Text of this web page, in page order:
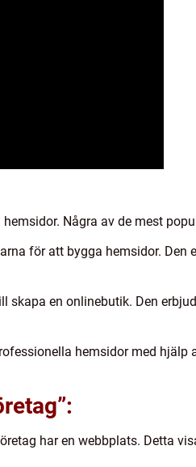
Några av de mest
för att bygga hemsidor. Den
en onlinebutik. Den
hemsidor med hjälp
har en webbplats. Detta